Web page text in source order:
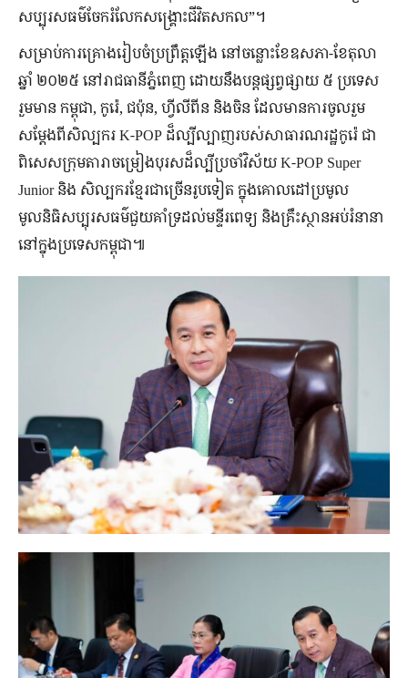
សប្បុរសធម៌ចែករំលែកសង្រ្គោះជីវិត​សកល”។
សម្រាប់​ការគ្រោងរៀបចំ​ប្រព្រឹត្ត​​ឡើង ​នៅ​ចន្លោះ​ខែ​ឧសភា-ខែ​តុលា
ឆ្នាំ ២០២៥ នៅ​រាជធានី​ភ្នំពេញ ដោយ​នឹង​បន្ត​ផ្សព្វផ្សាយ​​ ៥ ប្រទេស​
រួមមាន កម្ពុជា, កូរ៉េ, ជប៉ុន, ហ្វីលីពីន និង​ចិន ដែល​មាន​ការ​ចូលរួម​
សម្ដែង​ពី​សិល្បករ K-POP ដ៏​ល្បីល្បាញ​របស់​សាធារណរដ្ឋ​កូរ៉េ ជា
ពិសេស​ក្រុម​តារា​ចម្រៀង​បុរស​ដ៏​ល្បី​ប្រចាំ​វិស័យ K-POP Super
Junior និង សិល្បករ​ខ្មែរ​ជាច្រើន​រូប​ទៀត ក្នុងគោលដៅប្រមូល
មូលនិធិសប្បុរសធម៌ជួយគាំទ្រដល់មន្ទីរពេទ្យ និង​គ្រឹះស្ថាន​អប់រំ​នានា​
នៅ​ក្នុង​ប្រទេស​កម្ពុជា៕